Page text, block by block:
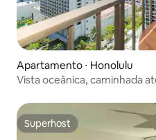
Apartamento ⋅ Honolulu
Vista oceânica, caminhada
Superhost
Superhost